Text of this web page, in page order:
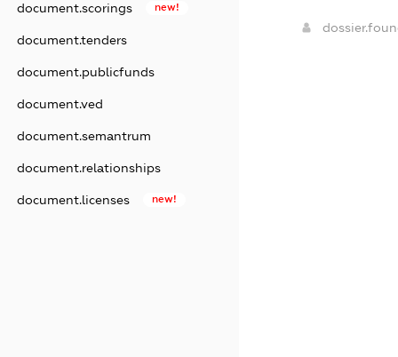
document.scorings new!
document.tenders
document.publicfunds
document.ved
document.semantrum
document.relationships
document.licenses new!